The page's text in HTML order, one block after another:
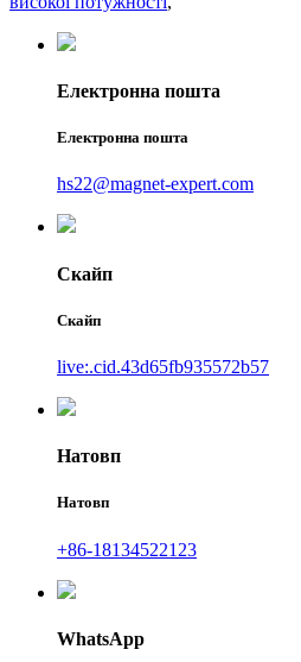
Електронна пошта
Електронна пошта
hs22@magnet-expert.com
Скайп
Скайп
live:.cid.43d65fb935572b57
Натовп
Натовп
+86-18134522123
WhatsApp